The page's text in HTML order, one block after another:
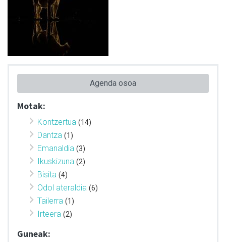
Agenda osoa
Motak:
Kontzertua (14)
Dantza (1)
Emanaldia (3)
Ikuskizuna (2)
Bisita (4)
Odol ateraldia (6)
Tailerra (1)
Irteera (2)
Guneak: